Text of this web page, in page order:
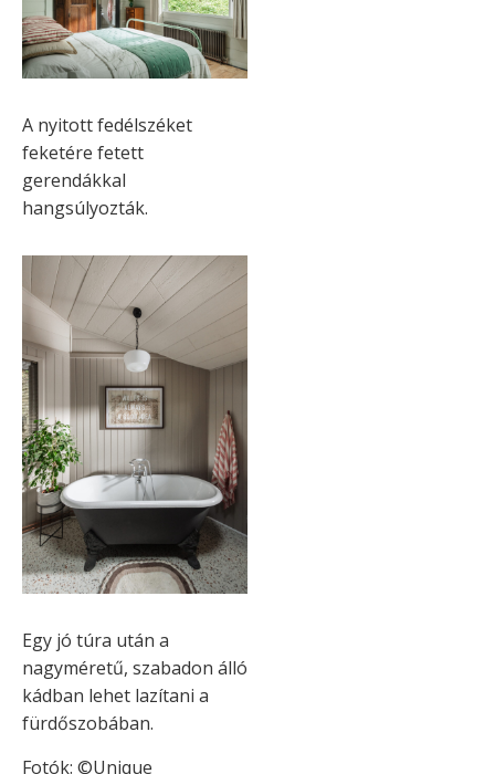
A nyitott fedélszéket
feketére fetett
gerendákkal
hangsúlyozták.
Egy jó túra után a
nagyméretű, szabadon álló
kádban lehet lazítani a
fürdőszobában.
Fotók: ©Unique